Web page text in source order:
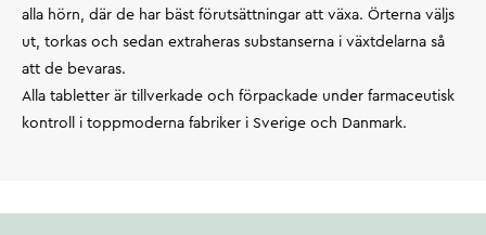
alla hörn, där de har bäst förutsättningar att växa. Örterna väljs
ut, torkas och sedan extraheras substanserna i växtdelarna så
att de bevaras.
Alla tabletter är tillverkade och förpackade under farmaceutisk
kontroll i toppmoderna fabriker i Sverige och Danmark.